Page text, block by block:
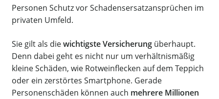
Personen Schutz vor Schadensersatzansprüchen im
privaten Umfeld.
Sie gilt als diewichtigste Versicherung überhaupt.
Denn dabei geht es nicht nur um verhältnismäßig
kleine Schäden, wie Rotweinflecken auf dem Teppich
oder ein zerstörtes Smartphone. Gerade
Personenschäden können auch mehrere Millionen